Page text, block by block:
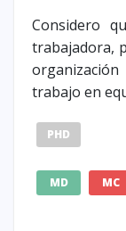
Considero
trabajadora,
trabajo en
PHD
MD MC